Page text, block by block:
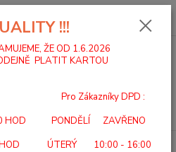
0,00 Kč
BEURER BM 57 BT Tlakoměr na paži
!!!
ŽE OD 1.6.2026
PLATIT KARTOU
: Pro Zákazníky DPD :
HOD PONDĚLÍ ZAVŘENO
HOD ÚTERÝ 10:00 - 16:00